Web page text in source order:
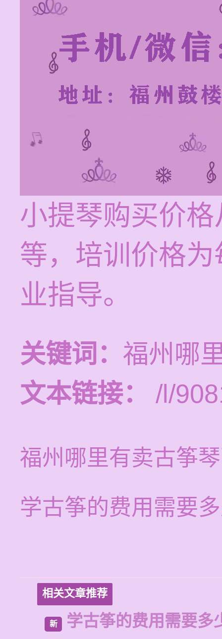
小提琴购买价
等，培训价格
业指导。
关键词： 福州哪
文本链接：
/l/
福州哪里有卖古筝
学古筝的费用需要
相关文章推荐
新 学古筝的费用需要多